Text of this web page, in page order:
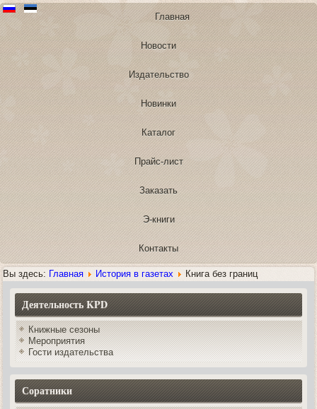
Главная
Новости
Издательство
Новинки
Каталог
Прайс-лист
Заказать
Э-книги
Контакты
Вы здесь: Главная История в газетах Книга без границ
Деятельность KPD
Книжные сезоны
Мероприятия
Гости издательства
Соратники